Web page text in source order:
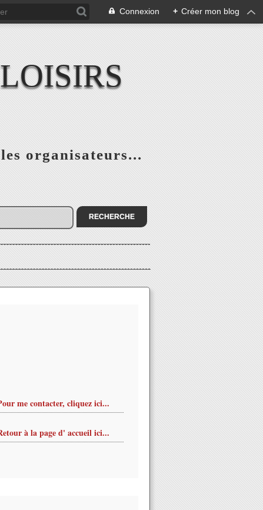
Connexion + Créer mon blog
organisateurs...
me contacter, cliquez ici...
à la page d' accueil ici...